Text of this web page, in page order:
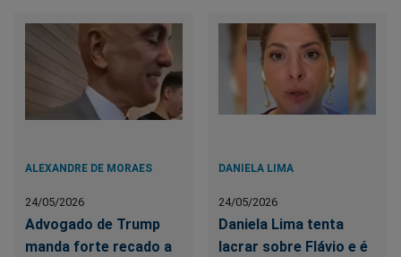
ALEXANDRE DE MORAES
24/05/2026
Advogado de Trump
manda forte recado a
DANIELA LIMA
24/05/2026
Daniela Lima tenta
lacrar sobre Flávio e é